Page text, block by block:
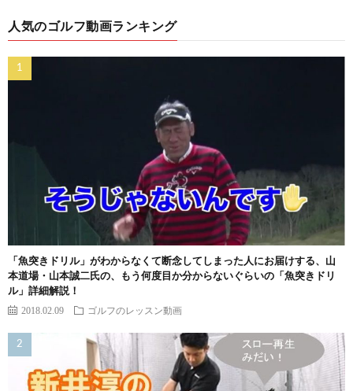
人気のゴルフ動画ランキング
「魚突きドリル」がわからなくて断念してしまった人にお届けする、山
本道場・山本誠二氏の、もう何度目か分からないぐらいの「魚突きドリ
ル」詳細解説！
2018.02.09 ゴルフのレッスン動画